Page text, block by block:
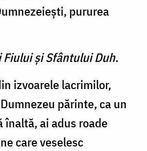
pururea
Fiului şi Sfântului Duh.
izvoarele lacrimilor,
părinte, ca un
înaltă, ai adus roade
care veselesc